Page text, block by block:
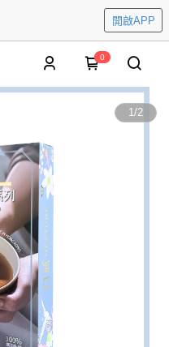
開啟APP
0
1/2